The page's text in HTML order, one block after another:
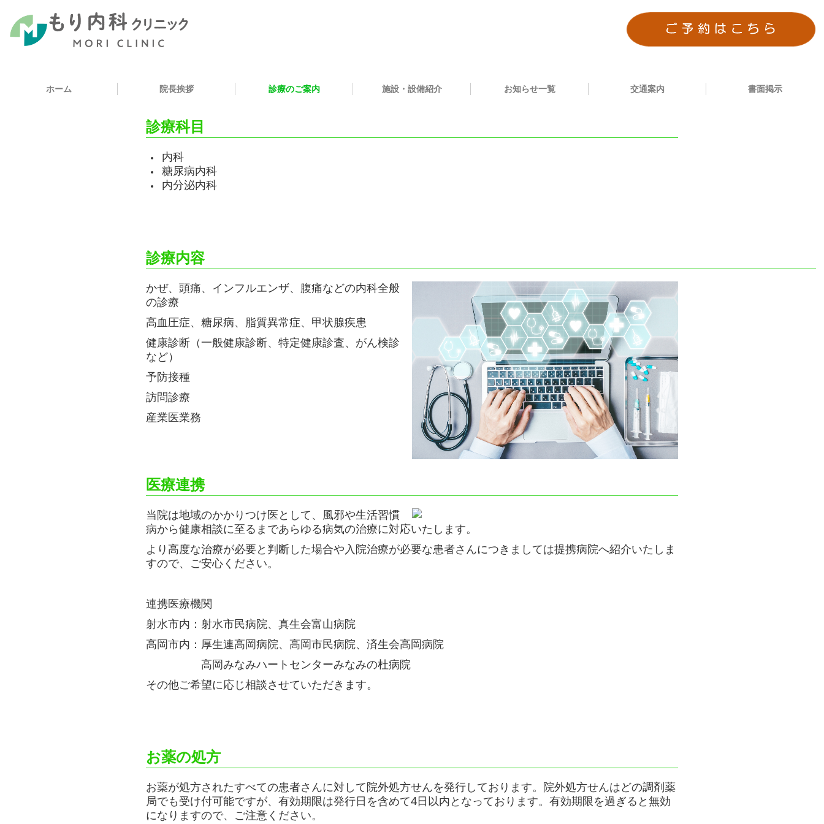
ホーム 院長挨拶 診療のご案内 施設・設備紹介 お知らせ一覧 交通案内 書面掲示
診療科目
内科
糖尿病内科
内分泌内科
診療内容
かぜ、頭痛、インフルエンザ、腹痛などの内科全般
の診療
高血圧症、糖尿病、脂質異常症、甲状腺疾患
健康診断（一般健康診断、特定健康診査、がん検診
など）
予防接種
訪問診療
産業医業務
医療連携
当院は地域のかかりつけ医として、風邪や生活習慣
病から健康相談に至るまであらゆる病気の治療に対応いたします。
より高度な治療が必要と判断した場合や入院治療が必要な患者さんにつきましては提携病院へ紹介いたしま
すので、ご安心ください。
連携医療機関
射水市内：射水市民病院、真生会富山病院
高岡市内：厚生連高岡病院、高岡市民病院、済生会高岡病院
高岡みなみハートセンターみなみの杜病院
その他ご希望に応じ相談させていただきます。
お薬の処方
お薬が処方されたすべての患者さんに対して院外処方せんを発行しております。院外処方せんはどの調剤薬
局でも受け付可能ですが、有効期限は発行日を含めて4日以内となっております。有効期限を過ぎると無効
になりますので、ご注意ください。